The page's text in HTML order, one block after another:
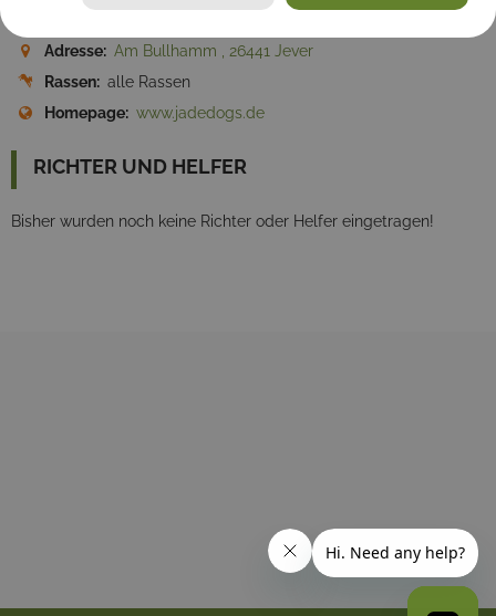
Adresse: Am Bullhamm , 26441 Jever
Rassen: alle Rassen
Homepage: www.jadedogs.de
RICHTER UND HELFER
Bisher wurden noch keine Richter oder Helfer eingetragen!